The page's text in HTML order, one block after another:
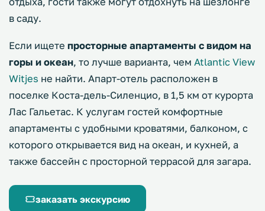
в саду.
Если ищете просторные апартаменты с видом на
горы и океан, то лучше варианта, чем Atlantic View
Witjes не найти. Апарт-отель расположен в
поселке Коста-дель-Силенцио, в 1,5 км от курорта
Лас Гальетас. К услугам гостей комфортные
апартаменты с удобными кроватями, балконом, с
которого открывается вид на океан, и кухней, а
также бассейн с просторной террасой для загара.
заказать экскурсию